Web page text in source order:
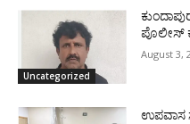
Uncategorized
ಪೊಲೀಸ್
August 3,
ಉಪವಾಸ